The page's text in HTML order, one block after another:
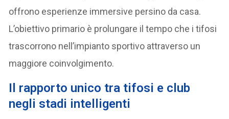
offrono esperienze immersive persino da casa.
L’obiettivo primario è prolungare il tempo che i tifosi
trascorrono nell’impianto sportivo attraverso un
maggiore coinvolgimento.
Il rapporto unico tra tifosi e club
negli stadi intelligenti